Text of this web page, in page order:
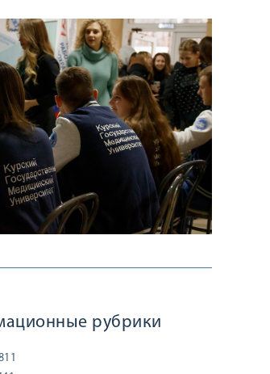
рубрики